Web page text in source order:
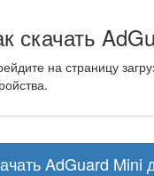
скачать
на страницу
AdGuard Mini